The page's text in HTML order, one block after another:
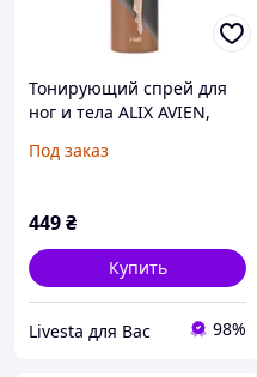
Тонирующий спрей для
ног и тела ALIX AVIEN,
мл. ЖИДКИЕ КОЛГОТКИ!
Под заказ
449₴
Купить
Livesta для Вас 98%